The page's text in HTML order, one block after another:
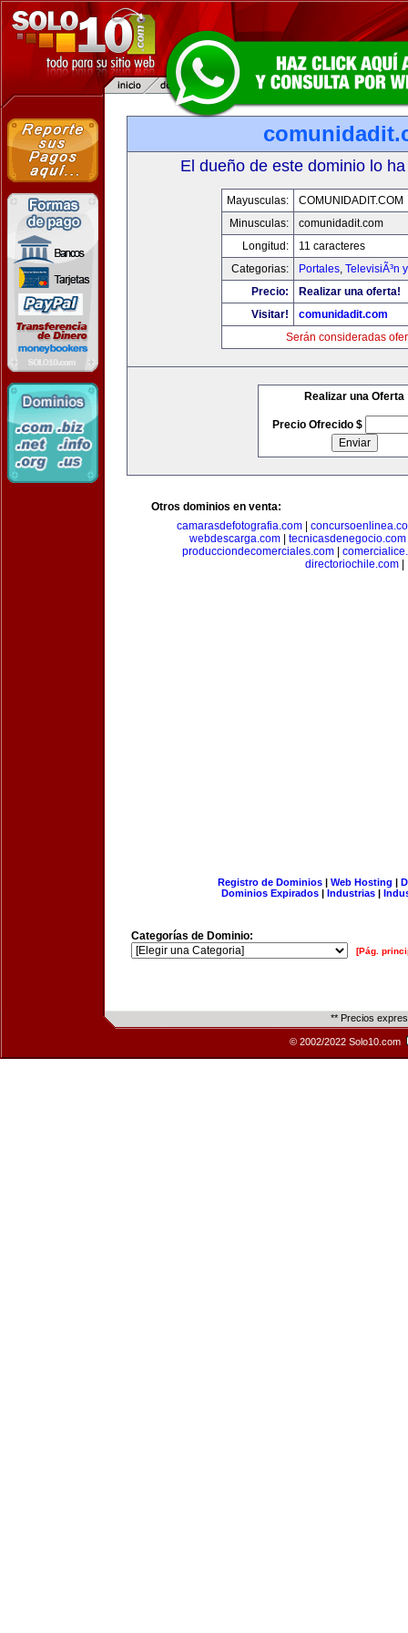
El dueño de este dominio lo
Mayusculas:
COMUNIDADIT.COM
Minusculas:
comunidadit.com
Longitud:
11 caracteres
Categorias:
Portales, TelevisiÃ³n
Precio:
Realizar una oferta!
Visitar!
comunidadit.com
Serán consideradas
Realizar una Oferta
Precio Ofrecido $
Otros dominios en venta:
camarasdefotografia.com|
webdescarga.com| tecnicasdenegocio.com
producciondecomerciales.com|
directoriochile.com|
Registro de Dominios| Web Hosting |
Dominios Expirados | Industrias |
Categorías de Dominio:
[Pág.
** Precios
© 2002/2022 Solo10.com